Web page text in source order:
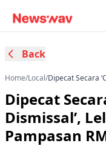
Back
Home/Local/Dipecat Secara
Dipecat
Dismissal’,
Pampasan